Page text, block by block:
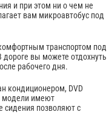
и при этом ни о чем не
вам микроавтобус под
транспортом под
вы можете отдохнуть
рабочего дня.
кондиционером, DVD
модели имеют
позволяют с